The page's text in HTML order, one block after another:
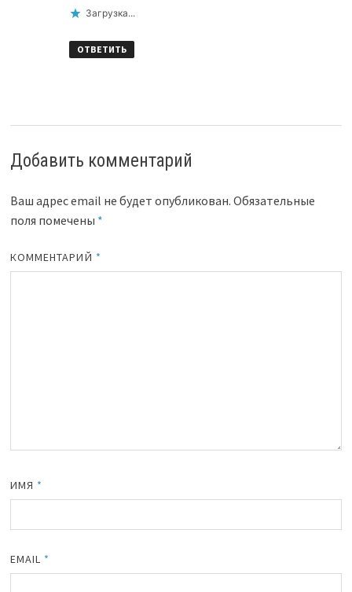
Загрузка...
ОТВЕТИТЬ
Добавить комментарий
Ваш адрес email не будет опубликован. Обязательные
поля помечены *
КОММЕНТАРИЙ *
ИМЯ *
EMAIL *